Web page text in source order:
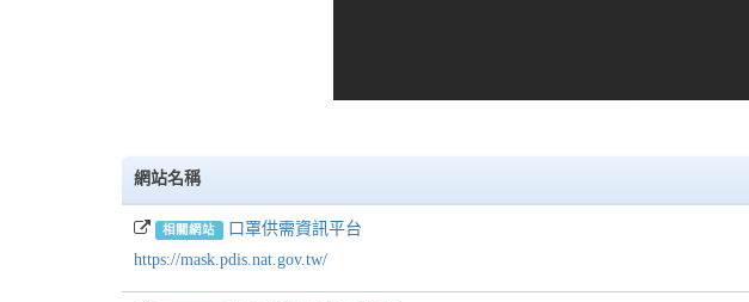
網站名稱
相關網站
口罩供需資訊平台
https://mask.pdis.nat.gov.tw/